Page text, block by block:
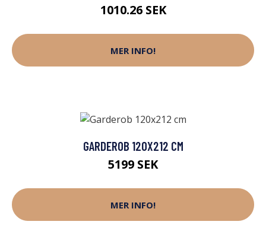
1010.26 SEK
MER INFO!
GARDEROB 120X212 CM
5199 SEK
MER INFO!